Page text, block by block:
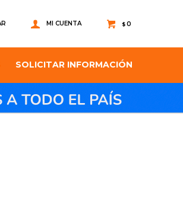
SOLICITAR INFORMACIÓN
$0